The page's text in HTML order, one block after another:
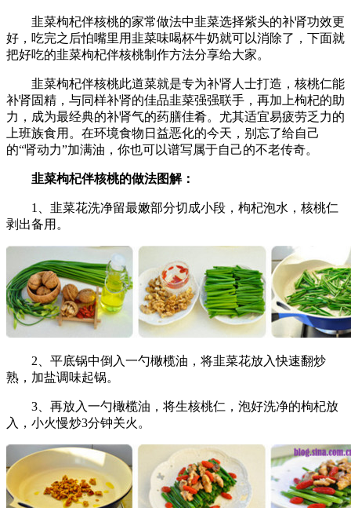
韭菜枸杞伴核桃的家常做法中韭菜选择紫头的补肾功效更
好，吃完之后怕嘴里用韭菜味喝杯牛奶就可以消除了，下面就
把好吃的韭菜枸杞伴核桃制作方法分享给大家。
韭菜枸杞伴核桃此道菜就是专为补肾人士打造，核桃仁能
补肾固精，与同样补肾的佳品韭菜强强联手，再加上枸杞的助
力，成为最经典的补肾气的药膳佳肴。尤其适宜易疲劳乏力的
上班族食用。在环境食物日益恶化的今天，别忘了给自己
的“肾动力”加满油，你也可以谱写属于自己的不老传奇。
韭菜枸杞伴核桃的做法图解：
1、韭菜花洗净留最嫩部分切成小段，枸杞泡水，核桃仁
剥出备用。
2、平底锅中倒入一勺橄榄油，将韭菜花放入快速翻炒
熟，加盐调味起锅。
3、再放入一勺橄榄油，将生核桃仁，泡好洗净的枸杞放
入，小火慢炒3分钟关火。